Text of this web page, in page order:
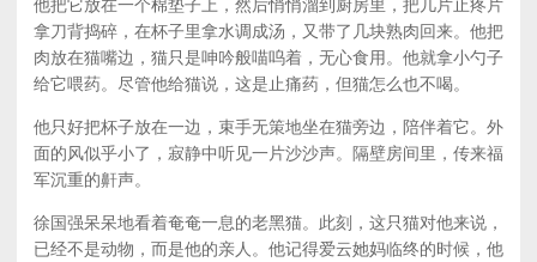
他把它放在一个棉垫子上，然后悄悄溜到厨房里，把几片止疼片
拿刀背捣碎，在杯子里拿水调成汤，又带了几块熟肉回来。他把
肉放在猫嘴边，猫只是呻吟般喵呜着，无心食用。他就拿小勺子
给它喂药。尽管他给猫说，这是止痛药，但猫怎么也不喝。
他只好把杯子放在一边，束手无策地坐在猫旁边，陪伴着它。外
面的风似乎小了，寂静中听见一片沙沙声。隔壁房间里，传来福
军沉重的鼾声。
徐国强呆呆地看着奄奄一息的老黑猫。此刻，这只猫对他来说，
已经不是动物，而是他的亲人。他记得爱云她妈临终的时候，他